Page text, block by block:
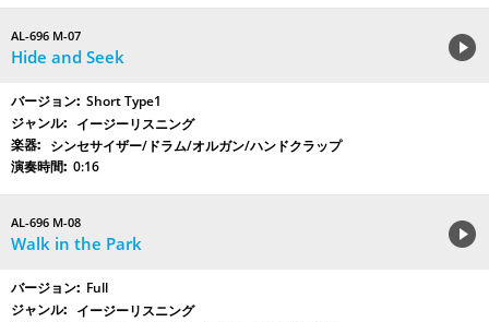
AL-696 M-07
Hide and Seek
Short Type1
イージーリスニング
シンセサイザー/ドラム/オルガン/ハンドクラップ
0:16
AL-696 M-08
Walk in the Park
Full
イージーリスニング